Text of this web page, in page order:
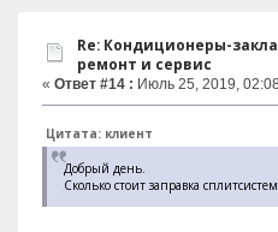
Re: Кондиционеры-
ремонт и сервис
« Ответ #14 : Июль 25, 2019,
Цитата: клиент
Добрый день.
Сколько стоит заправка